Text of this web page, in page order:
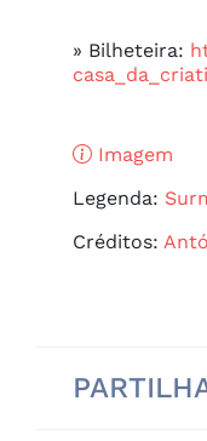
» Bilheteira:
Imagem
Legenda:
Créditos: